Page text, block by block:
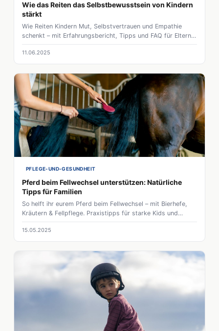
Wie das Reiten das Selbstbewusstsein von Kindern
stärkt
Wie Reiten Kindern Mut, Selbstvertrauen und Empathie
schenkt – mit Erfahrungsbericht, Tipps und FAQ für Eltern,
die einen passenden Einstieg suchen.
11.06.2025
PFLEGE-UND-GESUNDHEIT
Pferd beim Fellwechsel unterstützen: Natürliche
Tipps für Familien
So helft ihr eurem Pferd beim Fellwechsel – mit Bierhefe,
Kräutern & Fellpflege. Praxistipps für starke Kids und
gesunde Pferde.
15.05.2025